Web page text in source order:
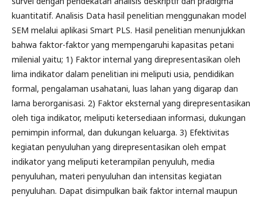
kuantitatif. Analisis Data hasil penelitian menggunakan model
SEM melalui aplikasi Smart PLS. Hasil penelitian menunjukkan
bahwa faktor-faktor yang mempengaruhi kapasitas petani
milenial yaitu; 1) Faktor internal yang direpresentasikan oleh
lima indikator dalam penelitian ini meliputi usia, pendidikan
formal, pengalaman usahatani, luas lahan yang digarap dan
lama berorganisasi. 2) Faktor eksternal yang direpresentasikan
oleh tiga indikator, meliputi ketersediaan informasi, dukungan
pemimpin informal, dan dukungan keluarga. 3) Efektivitas
kegiatan penyuluhan yang direpresentasikan oleh empat
indikator yang meliputi keterampilan penyuluh, media
penyuluhan, materi penyuluhan dan intensitas kegiatan
penyuluhan. Dapat disimpulkan baik faktor internal maupun